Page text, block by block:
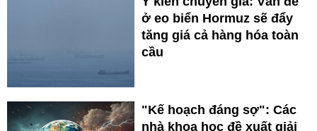
ở eo biển Hormuz sẽ đẩy
tăng giá cả hàng hóa toàn
cầu
"Kế hoạch đáng sợ": Các
nhà khoa học đề xuất giải